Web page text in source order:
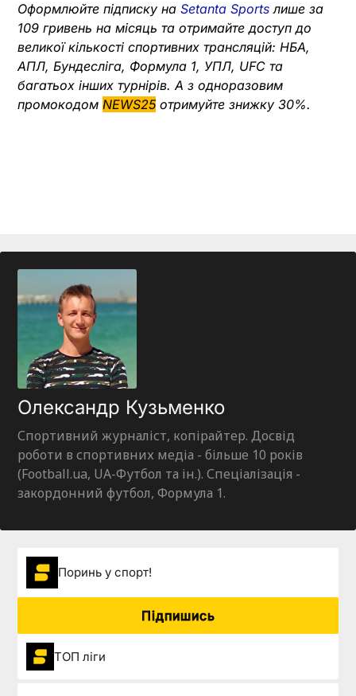
Оформлюйте підписку на Setanta Sports лише за
109 гривень на місяць та отримайте доступ до
великої кількості спортивних трансляцій: НБА,
АПЛ, Бундесліга, Формула 1, УПЛ, UFC та
багатьох інших турнірів. А з одноразовим
промокодом NEWS25отримуйте знижку 30%.
Олександр Кузьменко
Спортивний журналіст, копірайтер. Досвід
роботи в спортивних медіа - більше 10 років
(Football.ua, UA-Футбол та ін.). Спеціалізація -
закордонний футбол, Формула 1.
Поринь у спорт!
Підпишись
ТОП ліги